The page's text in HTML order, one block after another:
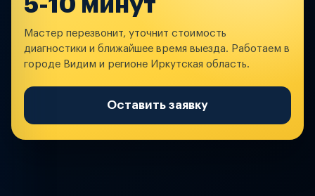
5-10 минут
Мастер перезвонит, уточнит стоимость
диагностики и ближайшее время выезда. Работаем в
городе Видим и регионе Иркутская область.
Оставить заявку